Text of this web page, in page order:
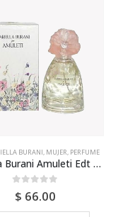
,GALANOS,MUJER,PERFUME
Galanos Edt 60ml Sin Atomizador Para Mujer
0 out of 5
$ 189.00